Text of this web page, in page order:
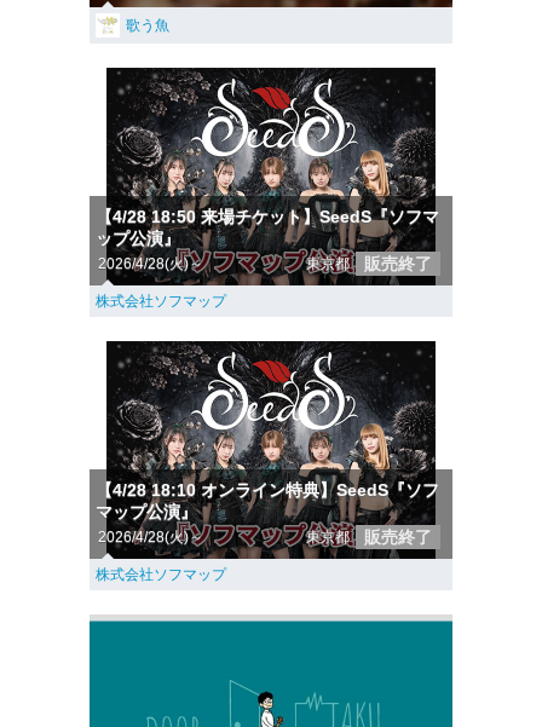
歌う魚
【4/28 18:50 来場チケット】SeedS『ソフマ
ップ公演』
2026/4/28(火)～ 東京都 販売終了
株式会社ソフマップ
【4/28 18:10 オンライン特典】SeedS『ソフ
マップ公演』
2026/4/28(火)～ 東京都 販売終了
株式会社ソフマップ